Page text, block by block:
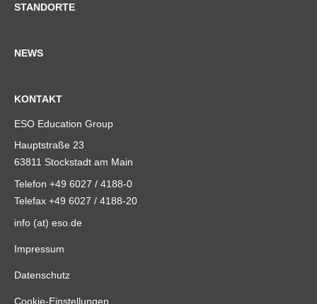
STANDORTE
NEWS
KONTAKT
ESO Education Group
Hauptstraße 23
63811 Stockstadt am Main
Telefon +49 6027 / 4188-0
Telefax +49 6027 / 4188-20
info (at) eso.de
Impressum
Datenschutz
Cookie-Einstellungen